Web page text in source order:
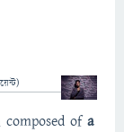
composed ofa